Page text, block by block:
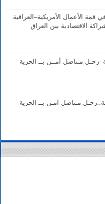
الأعمال الأمريكية–العراقية
الاقتصادية بين العراق
-رحـل مـناضل أمــن بــ الحرية
مـناضل آمـن بــ الحرية